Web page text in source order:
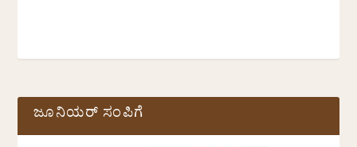
ಜೂನಿಯರ್ ಸಂಪಿಗೆ